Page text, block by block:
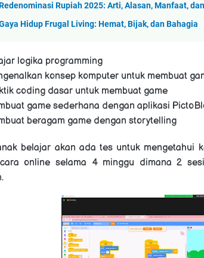
Rupiah 2025: Arti, Alasan, Manfaat,
Hidup Frugal Living: Hemat, Bijak, dan Bahagia
logika programming
konsep komputer untuk membuat
coding dasar untuk membuat game
game sederhana dengan aplikasi
beragam game dengan storytelling
belajar akan ada tes untuk mengetahui
online selama 4 minggu dimana 2